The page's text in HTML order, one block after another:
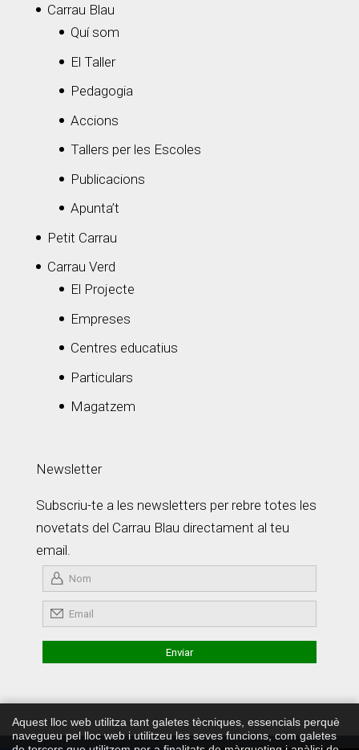
Carrau Blau
Quí som
El Taller
Pedagogia
Accions
Tallers per les Escoles
Publicacions
Apunta’t
Petit Carrau
Carrau Verd
El Projecte
Empreses
Centres educatius
Particulars
Magatzem
Newsletter
Subscriu-te a les newsletters per rebre totes les
novetats del Carrau Blau directament al teu
email.
Aquest lloc web utilitza tant galetes tècniques, essencials perquè
navegueu pel lloc web i utilitzeu les seves funcions, com galetes